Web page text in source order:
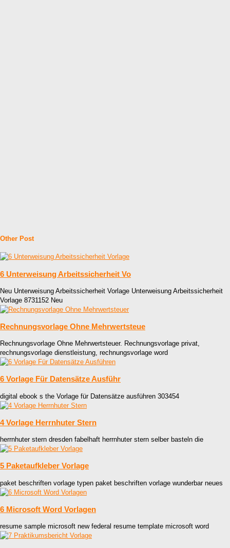
Other Post
6 Unterweisung Arbeitssicherheit Vo
Neu Unterweisung Arbeitssicherheit Vorlage Unterweisung Arbeitssicherheit
Vorlage 8731152 Neu
Rechnungsvorlage Ohne Mehrwertsteue
Rechnungsvorlage Ohne Mehrwertsteuer. Rechnungsvorlage privat,
rechnungsvorlage dienstleistung, rechnungsvorlage word
6 Vorlage Für Datensätze Ausführ
digital ebook s the Vorlage für Datensätze ausführen 303454
4 Vorlage Herrnhuter Stern
herrnhuter stern dresden fabelhaft herrnhuter stern selber basteln die
5 Paketaufkleber Vorlage
paket beschriften vorlage typen paket beschriften vorlage wunderbar neues
6 Microsoft Word Vorlagen
resume sample microsoft new federal resume template microsoft word